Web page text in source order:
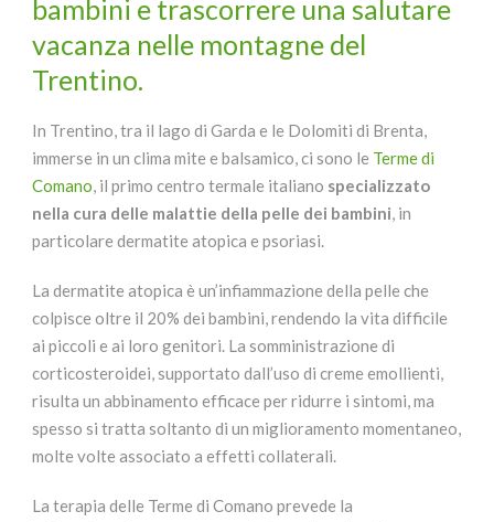
bambini e trascorrere una salutare
vacanza nelle montagne del
Trentino.
In Trentino, tra il lago di Garda e le Dolomiti di Brenta,
immerse in un clima mite e balsamico, ci sono le Terme di
Comano, il primo centro termale italiano specializzato
nella cura delle malattie della pelle dei bambini, in
particolare dermatite atopica e psoriasi.
La dermatite atopica è un’infiammazione della pelle che
colpisce oltre il 20% dei bambini, rendendo la vita difficile
ai piccoli e ai loro genitori. La somministrazione di
corticosteroidei, supportato dall’uso di creme emollienti,
risulta un abbinamento efficace per ridurre i sintomi, ma
spesso si tratta soltanto di un miglioramento momentaneo,
molte volte associato a effetti collaterali.
La terapia delle Terme di Comano prevede la